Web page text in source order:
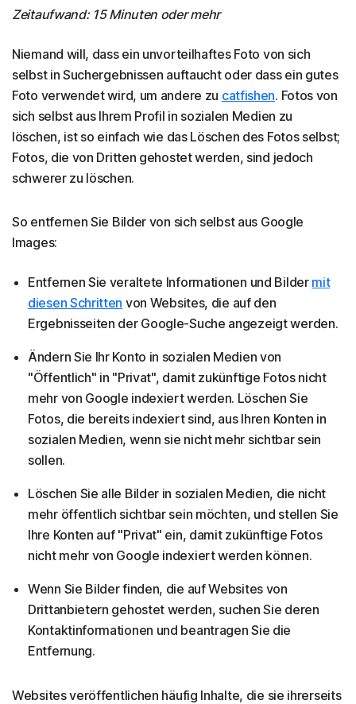
Zeitaufwand: 15 Minuten oder mehr
Niemand will, dass ein unvorteilhaftes Foto von sich
selbst in Suchergebnissen auftaucht oder dass ein gutes
Foto verwendet wird, um andere zu catfishen. Fotos von
sich selbst aus Ihrem Profil in sozialen Medien zu
löschen, ist so einfach wie das Löschen des Fotos selbst;
Fotos, die von Dritten gehostet werden, sind jedoch
schwerer zu löschen.
So entfernen Sie Bilder von sich selbst aus Google
Images:
Entfernen Sie veraltete Informationen und Bilder mit
diesen Schritten von Websites, die auf den
Ergebnisseiten der Google-Suche angezeigt werden.
Ändern Sie Ihr Konto in sozialen Medien von
"Öffentlich" in "Privat", damit zukünftige Fotos nicht
mehr von Google indexiert werden. Löschen Sie
Fotos, die bereits indexiert sind, aus Ihren Konten in
sozialen Medien, wenn sie nicht mehr sichtbar sein
sollen.
Löschen Sie alle Bilder in sozialen Medien, die nicht
mehr öffentlich sichtbar sein möchten, und stellen Sie
Ihre Konten auf "Privat" ein, damit zukünftige Fotos
nicht mehr von Google indexiert werden können.
Wenn Sie Bilder finden, die auf Websites von
Drittanbietern gehostet werden, suchen Sie deren
Kontaktinformationen und beantragen Sie die
Entfernung.
Websites veröffentlichen häufig Inhalte, die sie ihrerseits